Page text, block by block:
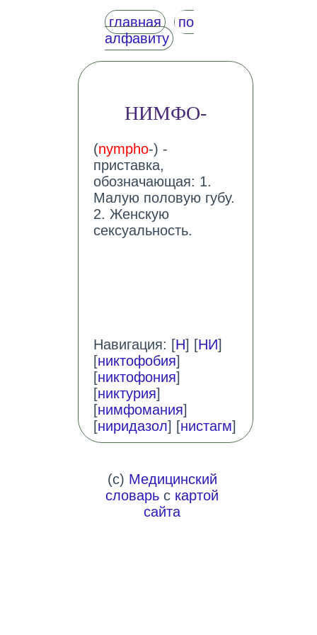
главная
по
алфавиту
НИМФО-
(nympho-) -
приставка,
обозначающая: 1.
Малую половую губу.
2. Женскую
сексуальность.
Навигация: [Н] [НИ]
[никтофобия]
[никтофония]
[никтурия]
[нимфомания]
[ниридазол] [нистагм]
(c) Медицинский
словарь с картой
сайта